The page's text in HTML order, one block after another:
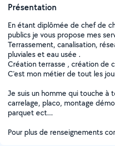
Présentation
En étant diplômée de chef de
publics je vous propose mes
Terrassement, canalisation,
pluviales et eau usée .
Création terrasse , création de
C'est mon métier de tout les
Je suis un homme qui touche à
carrelage, placo, montage
parquet ect...
Pour plus de renseignements